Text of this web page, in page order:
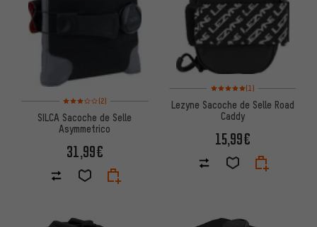
Note moyenne : 3 sur 5 d'après 2 avis
(2)
SILCA Sacoche de Selle
Asymmetrico
31,99€
Note moyenne : 5 sur 5
(1)
Lezyne Sacoche de Selle Road
Caddy
15,99€